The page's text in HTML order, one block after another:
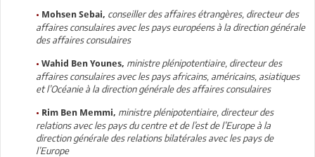
• Mohsen Sebai, conseiller des affaires étrangères, directeur des
affaires consulaires avec les pays européens à la direction générale
des affaires consulaires
• Wahid Ben Younes, ministre plénipotentiaire, directeur des
affaires consulaires avec les pays africains, américains, asiatiques
et l’Océanie à la direction générale des affaires consulaires
• Rim Ben Memmi, ministre plénipotentiaire, directeur des
relations avec les pays du centre et de l’est de l’Europe à la
direction générale des relations bilatérales avec les pays de
l’Europe